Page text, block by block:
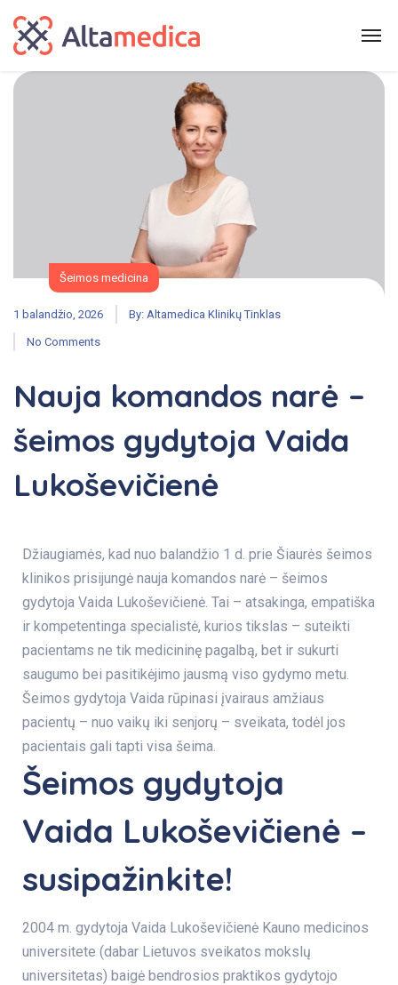
Šeimos medicina
1 balandžio, 2026 By: Altamedica Klinikų Tinklas
No Comments
Nauja komandos narė –
šeimos gydytoja Vaida
Lukoševičienė
Džiaugiamės, kad nuo balandžio 1 d. prie Šiaurės šeimos
klinikos prisijungė nauja komandos narė – šeimos
gydytoja Vaida Lukoševičienė. Tai – atsakinga, empatiška
ir kompetentinga specialistė, kurios tikslas – suteikti
pacientams ne tik medicininę pagalbą, bet ir sukurti
saugumo bei pasitikėjimo jausmą viso gydymo metu.
Šeimos gydytoja Vaida rūpinasi įvairaus amžiaus
pacientų – nuo vaikų iki senjorų – sveikata, todėl jos
pacientais gali tapti visa šeima.
Šeimos gydytoja
Vaida Lukoševičienė –
susipažinkite!
2004 m. gydytoja Vaida Lukoševičienė Kauno medicinos
universitete (dabar Lietuvos sveikatos mokslų
universitetas) baigė bendrosios praktikos gydytojo